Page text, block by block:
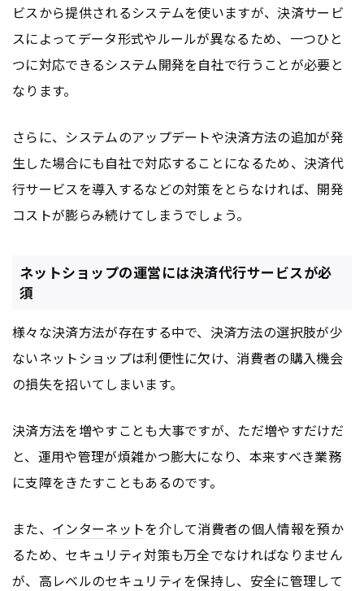
ビスから提供されるシステムを使いますが、決済サービ
スによってデータ形式やルールが異なるため、一つひと
つに対応できるシステム開発を自社で行うことが必要と
なります。
さらに、システムのアップデートや決済方法の追加が発
生した場合にも自社で対応することになるため、決済代
行サービスを導入するなどの対策をとらなければ、開発
コストが膨らみ続けてしまうでしょう。
ネットショップの運営には決済代行サービスが必
須
様々な決済方法が存在する中で、決済方法の選択肢が少
ないネットショップは利便性に欠け、消費者の購入機会
の損失を招いてしまいます。
決済方法を増やすことも大事ですが、ただ増やすだけだ
と、運用や管理が煩雑かつ膨大になり、本来すべき業務
に支障をきたすこともあるのです。
また、 インターネットを介して消費者の個人情報を預か
るため、セキュリティ対策も万全でなければなりません
が、高レベルのセキュリティを保持し、安全に管理して